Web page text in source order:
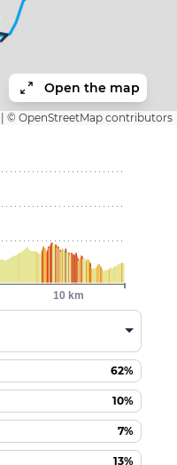
Open the map
© OpenStreetMap contributors
62%
10%
7%
13%
10 km